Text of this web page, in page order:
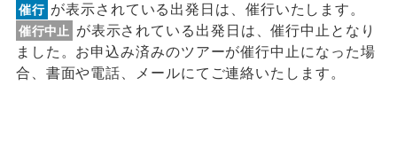
催行 が表示されている出発日は、催行いたします。
催行中止
が表示されている出発日は、催行中止となり
ました。お申込み済みのツアーが催行中止になった場
合、書面や電話、メールにてご連絡いたします。